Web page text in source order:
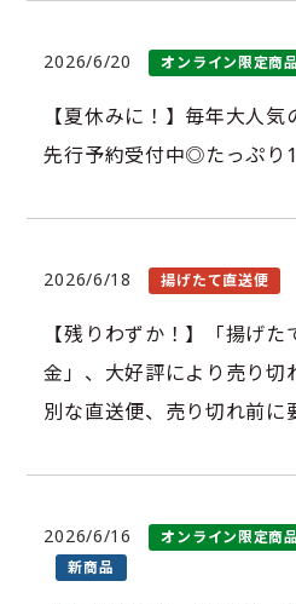
2026/6/20 オンライン限定商品
【夏休みに！】毎年大人
先行予約受付中◎たっぷり
2026/6/18 揚げたて直送便
【残りわずか！】「揚げ
金」、大好評により売り切
別な直送便、売り切れ前に
2026/6/16 オンライン限定商品
新商品